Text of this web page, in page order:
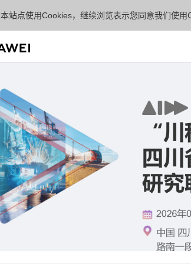
本站点使用Cookies，继续浏览表示您同意我们使用